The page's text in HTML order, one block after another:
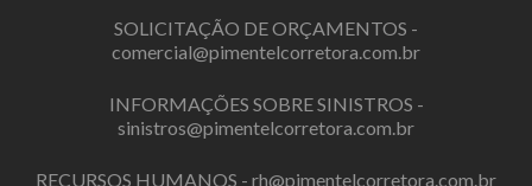
SOLICITAÇÃO DE ORÇAMENTOS -
comercial@pimentelcorretora.com.br
INFORMAÇÕES SOBRE SINISTROS -
sinistros@pimentelcorretora.com.br
RECURSOS HUMANOS - rh@pimentelcorretora.com.br